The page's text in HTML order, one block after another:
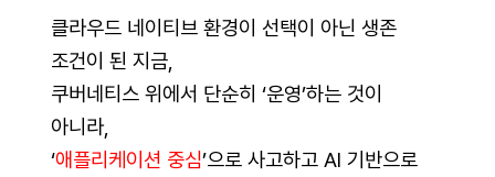
클라우드 네이티브 환경이 선택이 아닌 생존
조건이 된 지금,
쿠버네티스 위에서 단순히 ‘운영’하는 것이
아니라,
‘애플리케이션 중심’으로 사고하고 AI 기반으로